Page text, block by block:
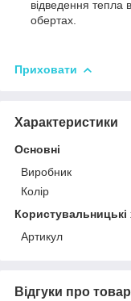
відведення тепла
обертах.
Приховати
Характеристики
Основні
Виробник
Колір
Користувальницькі
Артикул
Відгуки про товар